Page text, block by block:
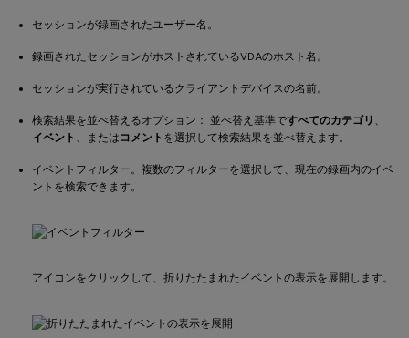
セッションが録画されたユーザー名。
録画されたセッションがホストされているVDAのホスト名。
セッションが実行されているクライアントデバイスの名前。
検索結果を並べ替えるオプション： 並べ替え基準ですべてのカテゴリ
イベント
、または コメント を選択して検索結果を並べ替えます。
イベントフィルター。複数のフィルターを選択して、現在の録画内のイベ
ントを検索できます。
アイコンをクリックして、折りたたまれたイベントの表示を展開します。